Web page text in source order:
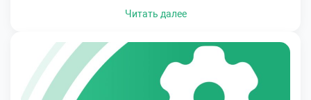
адаптировать их под требования современных облачных
универсальными звеньями между физическими
ресурсами и виртуальными решениями. Такие навыки
становятся особенно важными, учитывая постоянное
развитие облачных технологий и необходимость […]
Читать далее